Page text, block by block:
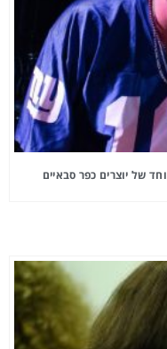
של יוצרים כפר סבאיים